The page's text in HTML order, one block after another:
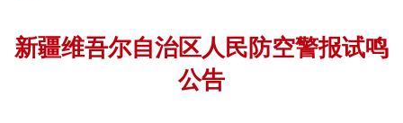
新疆维吾尔自治区人民防空警报试鸣
公告